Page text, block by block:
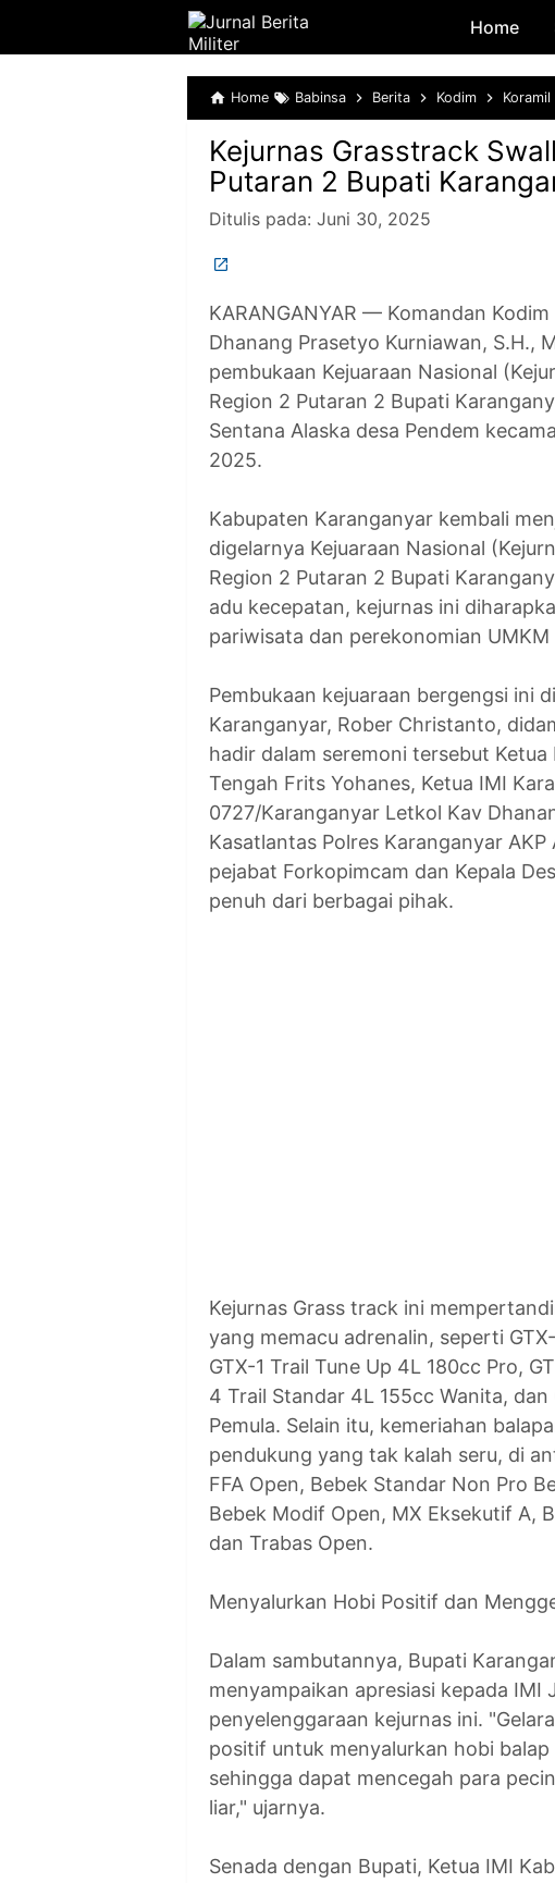
Home
Home Babinsa Berita Kodim Koramil
Kejurnas Grasstrack
Putaran 2 Bupati
Ditulis pada: Juni 30, 2025
KARANGANYAR — Komandan
Dhanang Prasetyo Kurniawan, S.H.,
pembukaan Kejuaraan Nasional
Region 2 Putaran 2 Bupati
Sentana Alaska desa Pendem
2025.
Kabupaten Karanganyar kembali
digelarnya Kejuaraan Nasional
Region 2 Putaran 2 Bupati
adu kecepatan, kejurnas ini
pariwisata dan perekonomian UMKM
Pembukaan kejuaraan bergengsi ini
Karanganyar, Rober Christanto,
hadir dalam seremoni tersebut
Tengah Frits Yohanes, Ketua IMI
0727/Karanganyar Letkol Kav
Kasatlantas Polres Karanganyar
pejabat Forkopimcam dan Kepala
penuh dari berbagai pihak.
Kejurnas Grass track ini
yang memacu adrenalin, seperti
GTX-1 Trail Tune Up 4L 180cc Pro,
4 Trail Standar 4L 155cc Wanita,
Pemula. Selain itu, kemeriahan
pendukung yang tak kalah seru, di
FFA Open, Bebek Standar Non Pro
Bebek Modif Open, MX Eksekutif A,
dan Trabas Open.
Menyalurkan Hobi Positif dan
Dalam sambutannya, Bupati
menyampaikan apresiasi kepada IMI
penyelenggaraan kejurnas ini.
positif untuk menyalurkan hobi
sehingga dapat mencegah para
liar," ujarnya.
Senada dengan Bupati, Ketua IMI